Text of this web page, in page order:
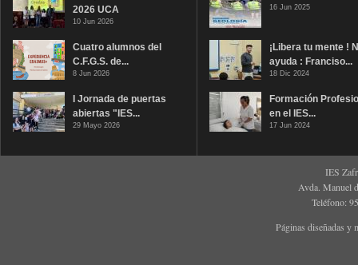
2026 UCA
10 Jun 2026
Cuatro alumnos del
C.F.G.S. de...
8 Jun 2026
I Jornada de puertas
abiertas "IES...
29 Mayo 2026
16 Jun 2025
¡Libera tu mente !
ayuda : Franciso...
18 Dic 2024
Formación
en el IES...
17 Jun 2024
IES
Avda. Manuel
Teléfono:
Páginas diseñadas y